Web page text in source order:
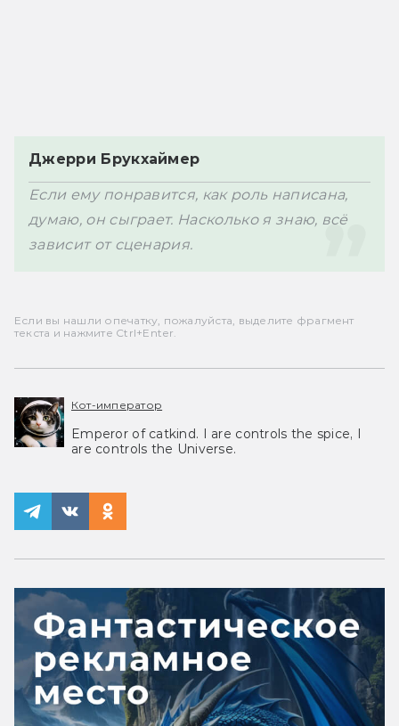
Джерри Брукхаймер
Если ему понравится, как роль написана,
думаю, он сыграет. Насколько я знаю, всё
Если вы нашли опечатку, пожалуйста, выделите фрагмент
текста и нажмите Ctrl+Enter.
Кот-император
Emperor of catkind. I are controls the spice, I
are controls the Universe.